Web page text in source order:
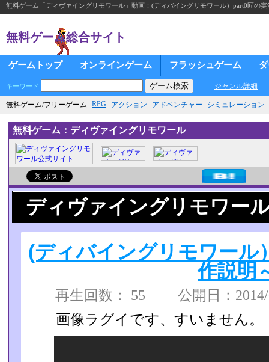
無料ゲーム「ディヴァイングリモワール」動画：(ディバイングリモワール）part0匠の
無料ゲーム総合サイト
ゲームトップ オンラインゲーム フラッシュゲーム
キーワード ジャンル詳細
無料ゲーム/フリーゲーム RPG アクション アドベンチャー シミュレーション
無料ゲーム：ディヴァイングリモワール
ディヴァイングリモワー
(ディバイングリモワール
作説明
再生回数： 55 公開日：2014/
画像ラグイです、すいません。